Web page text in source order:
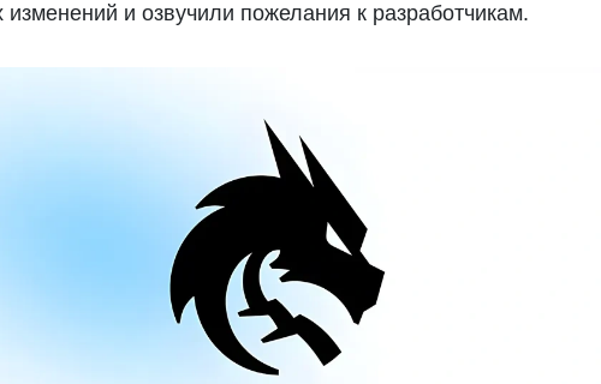
изменений и озвучили пожелания к разработчикам.